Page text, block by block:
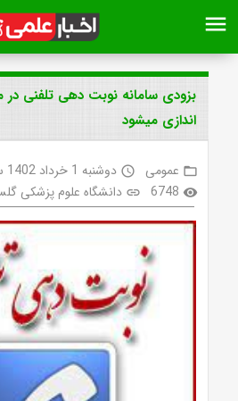
menu
بزودی سامانه نوبت دهی تلفنی در
اندازی میشود
folder_open عمومی access_time دوشنبه 1 خرداد 1402 ساعت 12:6
visibility
6748
link دانشگاه علوم پزشکی